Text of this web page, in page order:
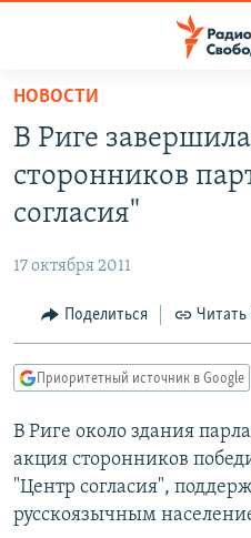
упрощенного
доступа
основному
Вернутся
Вернутся
поиску
АВТОРСКИЕ ПРОЕКТЫ
МНЕНИЯ
КУЛЬТУРА
КАВКАЗ.РЕАЛИИ
СЕВЕР.РЕАЛИИ
СИБИРЬ.РЕАЛИИ
РАСПИСАНИЕ ВЕЩАНИЯ
НОВОСТИ
В Риге
сторонников
согласия"
17 октября 2011
Поделиться Читать
Приоритетный источник в Google
В Риге около здания
акция сторонников
"Центр согласия",
русскоязычным